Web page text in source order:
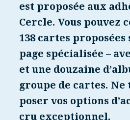
est proposée aux
Cercle. Vous pouvez
138 cartes
page spécialisée –
et une douzaine
groupe de cartes. Ne
poser vos options
cru exceptionnel.